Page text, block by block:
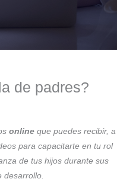
de padres?
online que puedes recibir, a
para capacitarte en tu rol
de tus hijos durante sus
desarrollo.